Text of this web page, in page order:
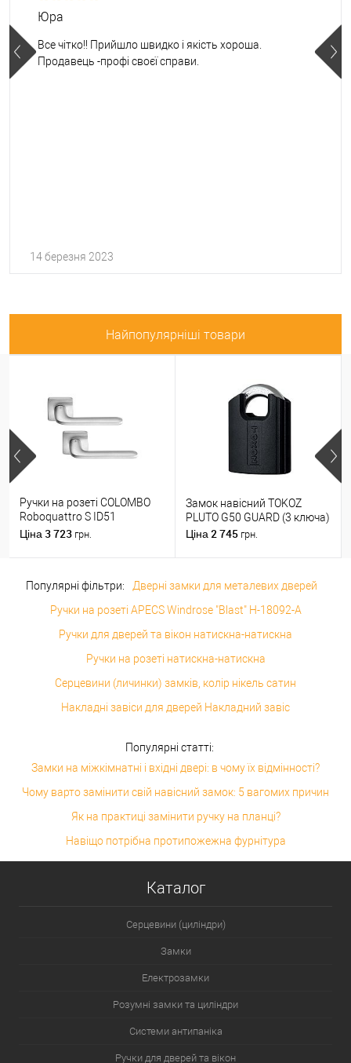
Юра
Все чітко!! Прийшло швидко і якість хороша.
Продавець -профі своєї справи.
14 березня 2023
Найпопулярніші товари
Ручки на розеті COLOMBO
Roboquattro S ID51
(PT19BZG-PT13) матовий
Ціна 3 723 грн.
Замок навісний TOKOZ
PLUTO G50 GUARD (3 ключа)
Ціна 2 745 грн.
Популярні фільтри:
Дверні замки для металевих дверей
Ручки на розеті APECS Windrose "Blast" H-18092-A
Ручки для дверей та вікон натискна-натискна
Ручки на розеті натискна-натискна
Серцевини (личинки) замків, колір нікель сатин
Накладні завіси для дверей Накладний завіс
Популярні статті:
Замки на міжкімнатні і вхідні двері: в чому їх відмінності?
Чому варто замінити свій навісний замок: 5 вагомих причин
Як на практиці замінити ручку на планці?
Навіщо потрібна протипожежна фурнітура
Каталог
Серцевини (циліндри)
Замки
Електрозамки
Розумні замки та циліндри
Системи антипаніка
Ручки для дверей та вікон